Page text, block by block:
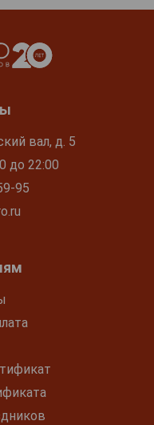
вал, д. 5
до 22:00
95